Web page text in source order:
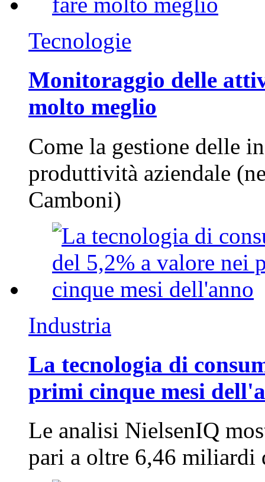
Tecnologie
Monitoraggio delle
molto meglio
Come la gestione delle
produttività aziendale
Camboni)
Industria
La tecnologia di
primi cinque mesi
Le analisi NielsenIQ
pari a oltre 6,46